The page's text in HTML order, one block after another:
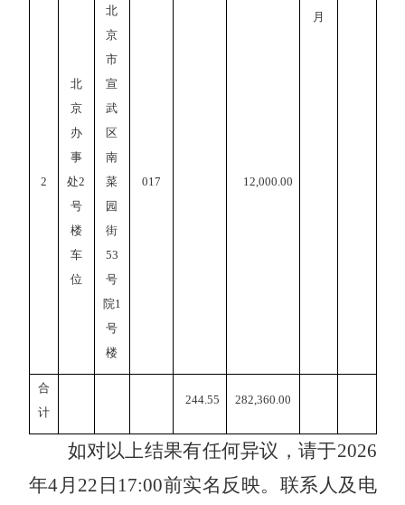
月
2
北
京
办
事
处2
号
楼
车
位
北
京
市
宣
武
区
南
菜
园
街
53
号
院1
号
楼
017 12,000.00
合
计
244.55 282,360.00
如对以上结果有任何异议，请于2026
年4 月 22 日 17:00前实名反映。联系人及电